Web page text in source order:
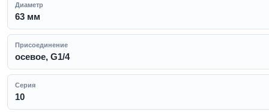
Диаметр
63 мм
Присоединение
осевое, G1/4
Серия
10